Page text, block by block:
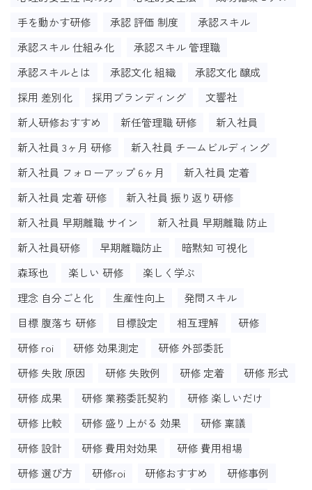
手を動かす研修
承認 評価 制度
承認スキル
承認スキル 仕組み化
承認スキル 管理職
承認スキルとは
承認文化 組織
承認文化 醸成
採用 差別化
採用ブランディング
文響社
新人研修おすすめ
新任管理職 研修
新入社員
新入社員 3ヶ月 研修
新入社員 チームビルディング
新入社員 フォローアップ 6ヶ月
新入社員 定着
新入社員 定着 研修
新入社員 振り返り研修
新入社員 早期離職 サイン
新入社員 早期離職 防止
新入社員研修
早期離職防止
暗黙知 可視化
森琢也
楽しい 研修
楽しく学ぶ
理念 自分ごと化
生産性向上
発問スキル
目標 腹落ち 研修
目標設定 相互理解
研修
研修 roi
研修 効果測定
研修 外部委託
研修 失敗 原因
研修 失敗例 研修 定着
研修 形式
研修 成果
研修 業務委託契約
研修 楽しいだけ
研修 比較
研修 盛り上がる 効果
研修 稟議
研修 設計
研修 費用対効果
研修 費用相場
研修 選び方
研修roi 研修おすすめ
研修事例